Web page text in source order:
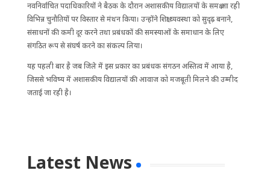
नवनिर्वाचित पदाधिकारियों ने बैठक के दौरान अशासकीय विद्यालयों के समक्ष आ रही
विभिन्न चुनौतियों पर विस्तार से मंथन किया। उन्होंने शिक्षा व्यवस्था को सुदृढ़ बनाने,
संसाधनों की कमी दूर करने तथा प्रबंधकों की समस्याओं के समाधान के लिए
संगठित रूप से संघर्ष करने का संकल्प लिया।
यह पहली बार है जब जिले में इस प्रकार का प्रबंधक संगठन अस्तित्व में आया है,
जिससे भविष्य में अशासकीय विद्यालयों की आवाज को मजबूती मिलने की उम्मीद
जताई जा रही है।
Latest News